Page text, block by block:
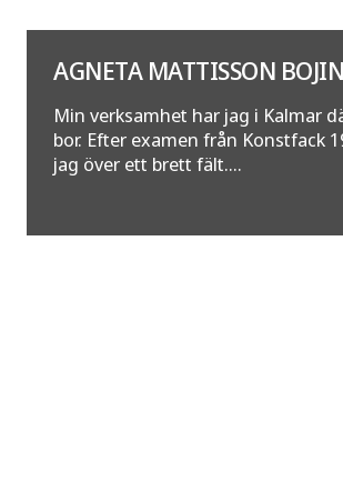
AGNETA MATTISSON
Min verksamhet har jag i Kalmar
bor. Efter examen från Konstfack
jag över ett brett fält....